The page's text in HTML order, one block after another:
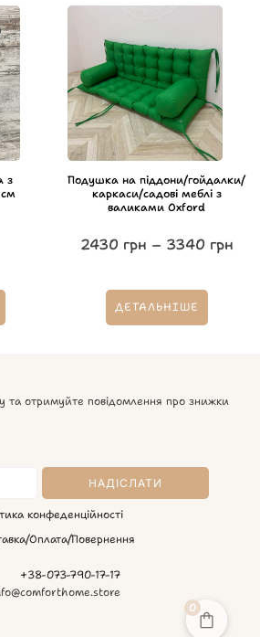
з
Подушка на піддони/гойдалки/
каркаси/садові меблі з
валиками Oxford
2430 грн – 3340 грн
ДЕТАЛЬНІШЕ
та отримуйте повідомлення про знижки
конфеденційності
Оплата/Повернення
+38-073-790-17-17
0